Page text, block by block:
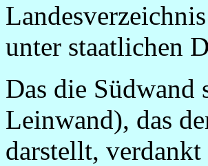
unter staatlichen
Das die Südwand
Leinwand), das
darstellt,